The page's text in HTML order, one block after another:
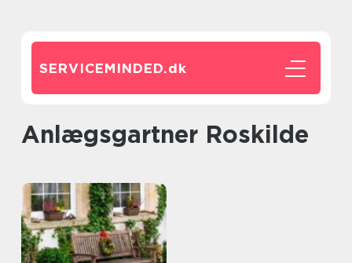
SERVICEMINDED.dk
Anlægsgartner Roskilde